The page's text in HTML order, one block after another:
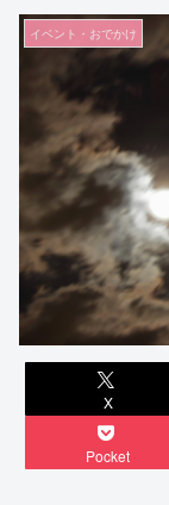
イベント・おでかけ
X
Pocket